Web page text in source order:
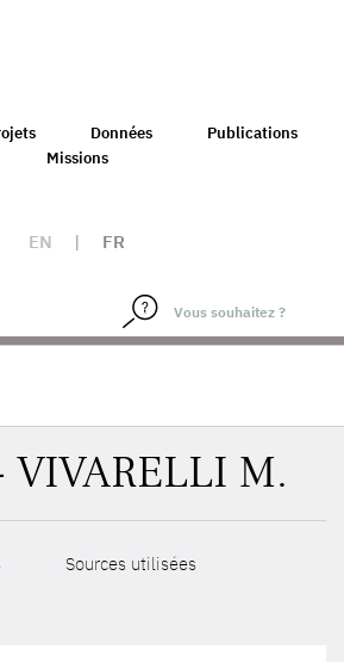
Données
Publications
Missions
EN | FR
M.
Sources utilisées